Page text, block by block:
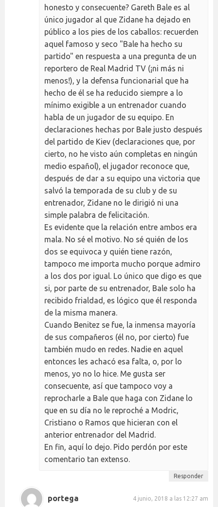
honesto y consecuente? Gareth Bale es al
único jugador al que Zidane ha dejado en
público a los pies de los caballos: recuerden
aquel famoso y seco "Bale ha hecho su
partido" en respuesta a una pregunta de un
reportero de Real Madrid TV (¡ni más ni
menos!), y la defensa funcionarial que ha
hecho de él se ha reducido siempre a lo
mínimo exigible a un entrenador cuando
habla de un jugador de su equipo. En
declaraciones hechas por Bale justo después
del partido de Kiev (declaraciones que, por
cierto, no he visto aún completas en ningún
medio español), el jugador reconoce que,
después de dar a su equipo una victoria que
salvó la temporada de su club y de su
entrenador, Zidane no le dirigió ni una
simple palabra de felicitación.
Es evidente que la relación entre ambos era
mala. No sé el motivo. No sé quién de los
dos se equivoca y quién tiene razón,
tampoco me importa mucho porque admiro
a los dos por igual. Lo único que digo es que
si, por parte de su entrenador, Bale solo ha
recibido frialdad, es lógico que él responda
de la misma manera.
Cuando Benitez se fue, la inmensa mayoría
de sus compañeros (él no, por cierto) fue
también mudo en redes. Nadie en aquel
entonces les achacó esa falta, o, por lo
menos, yo no lo hice. Me gusta ser
consecuente, así que tampoco voy a
reprocharle a Bale que haga con Zidane lo
que en su día no le reproché a Modric,
Cristiano o Ramos que hicieran con el
anterior entrenador del Madrid.
En fin, aquí lo dejo. Pido perdón por este
comentario tan extenso.
Responder
portega 4 junio, 2018 a las 12:27 am